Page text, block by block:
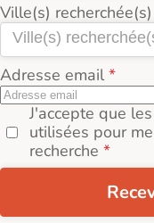
Ville(s) recherchée(s)
Adresse email
J'accepte que
utilisées pour
recherche